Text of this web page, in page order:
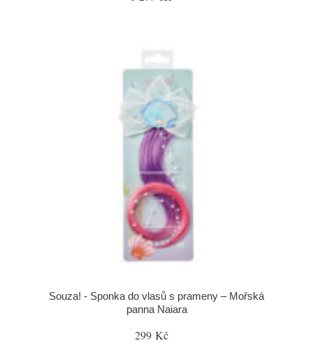
Souza! - Sponka do vlasů s prameny – Mořská
panna Naiara
299 Kč